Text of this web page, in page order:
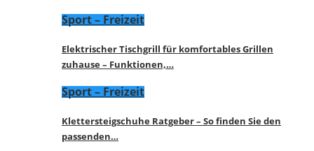
Sport – Freizeit
Elektrischer Tischgrill für komfortables Grillen
zuhause – Funktionen,…
Sport – Freizeit
Klettersteigschuhe Ratgeber – So finden Sie den
passenden…